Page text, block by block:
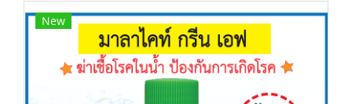
New